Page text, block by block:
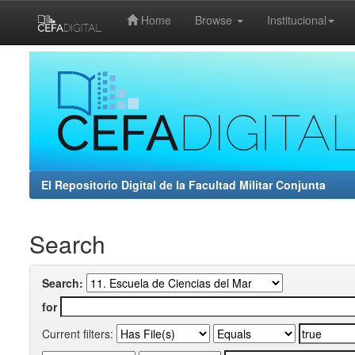
Home Browse Institucional
El Repositorio Digital de la Facultad Militar Conjunta
Search
Search:
for
Current filters: